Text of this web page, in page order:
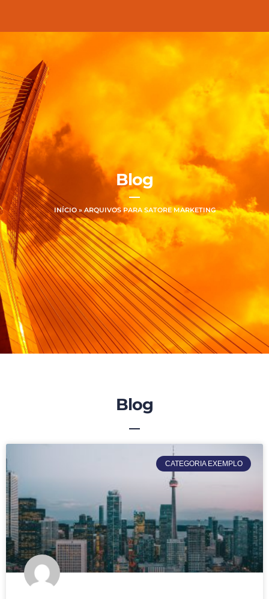
o
Blog
INÍCIO» ARQUIVOS PARA SATORE MARKETING
Blog
CATEGORIA EXEMPLO